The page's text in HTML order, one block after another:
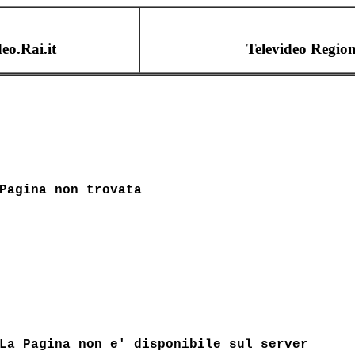
Televideo
Pagina non trovata
La Pagina non e' disponibile sul server